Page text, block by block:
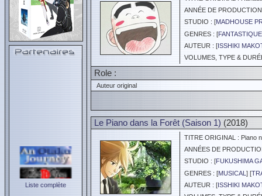
Liste complète
ANNÉE DE
STUDIO : [MADHOUSE
GENRES : [
AUTEUR : [ISSHIKI
VOLUMES, TYPE &
Role :
Auteur original
Le Piano dans la Forêt (Saison 1) (2018)
TITRE ORIGINAL : Piano
ANNÉES DE
STUDIO : [FUKUSHIMA
GENRES : [MUSICAL ] [
AUTEUR : [ISSHIKI